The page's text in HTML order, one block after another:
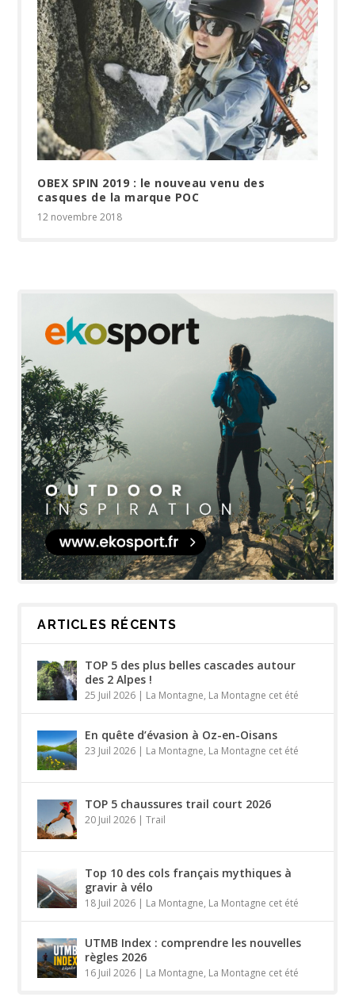
OBEX SPIN 2019 : le nouveau venu des
casques de la marque POC
12 novembre 2018
ARTICLES RÉCENTS
TOP 5 des plus belles cascades autour
des 2 Alpes !
25 Juil 2026 | La Montagne, La Montagne cet été
En quête d’évasion à Oz-en-Oisans
23 Juil 2026 | La Montagne, La Montagne cet été
TOP 5 chaussures trail court 2026
20 Juil 2026 |Trail
Top 10 des cols français mythiques à
gravir à vélo
18 Juil 2026 | La Montagne, La Montagne cet été
UTMB Index : comprendre les nouvelles
règles 2026
16 Juil 2026 | La Montagne, La Montagne cet été